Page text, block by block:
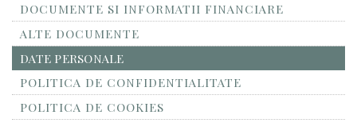
DOCUMENTE SI INFORMATII FINANCIARE
ALTE DOCUMENTE
DATE PERSONALE
POLITICA DE CONFIDENTIALITATE
POLITICA DE COOKIES